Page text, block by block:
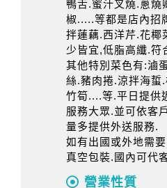
鴨舌.蜜汁叉燒.蔥燒
椒.....等都是店內招
拌蓮藕.西洋芹.花椰
少皆宜,低脂高纖.符
其他特別菜色有:滷
絲.豬肉捲.涼拌海蜇
竹筍....等.平日提供
服務大眾.並可依客
量多提供外送服務.
如有出國或外地需
真空包裝.國內可代
營業性質